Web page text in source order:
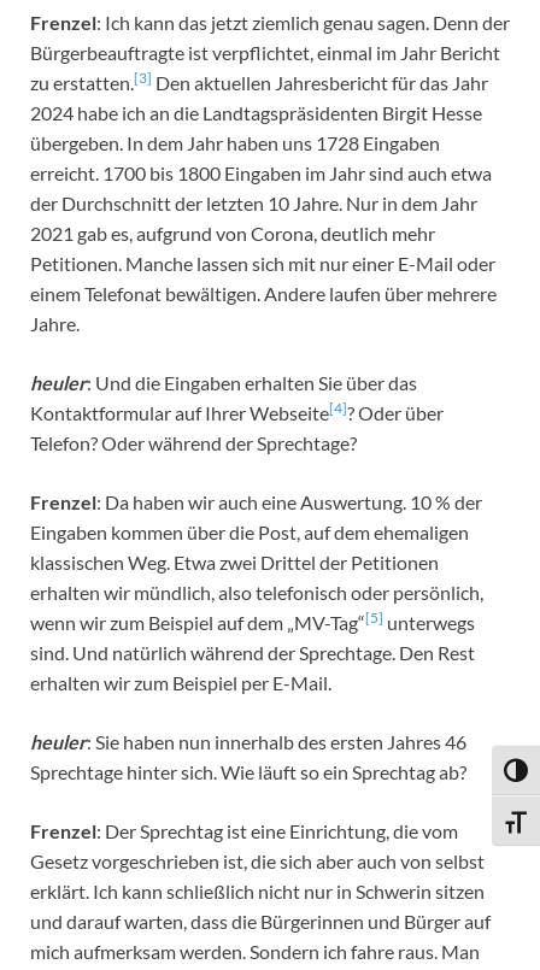
Frenzel: Ich kann das jetzt ziemlich genau sagen. Denn der
Bürgerbeauftragte ist verpflichtet, einmal im Jahr Bericht
zu erstatten.[3] Den aktuellen Jahresbericht für das Jahr
2024 habe ich an die Landtagspräsidenten Birgit Hesse
übergeben. In dem Jahr haben uns 1728 Eingaben
erreicht. 1700 bis 1800 Eingaben im Jahr sind auch etwa
der Durchschnitt der letzten 10 Jahre. Nur in dem Jahr
2021 gab es, aufgrund von Corona, deutlich mehr
Petitionen. Manche lassen sich mit nur einer E-Mail oder
einem Telefonat bewältigen. Andere laufen über mehrere
Jahre.
heuler: Und die Eingaben erhalten Sie über das
Kontaktformular auf Ihrer Webseite[4]? Oder über
Telefon? Oder während der Sprechtage?
Frenzel: Da haben wir auch eine Auswertung. 10 % der
Eingaben kommen über die Post, auf dem ehemaligen
klassischen Weg. Etwa zwei Drittel der Petitionen
erhalten wir mündlich, also telefonisch oder persönlich,
wenn wir zum Beispiel auf dem „MV-Tag“[5] unterwegs
sind. Und natürlich während der Sprechtage. Den Rest
erhalten wir zum Beispiel per E-Mail.
heuler: Sie haben nun innerhalb des ersten Jahres 46
Sprechtage hinter sich. Wie läuft so ein Sprechtag ab?
Frenzel: Der Sprechtag ist eine Einrichtung, die vom
Gesetz vorgeschrieben ist, die sich aber auch von selbst
erklärt. Ich kann schließlich nicht nur in Schwerin sitzen
und darauf warten, dass die Bürgerinnen und Bürger auf
mich aufmerksam werden. Sondern ich fahre raus. Man